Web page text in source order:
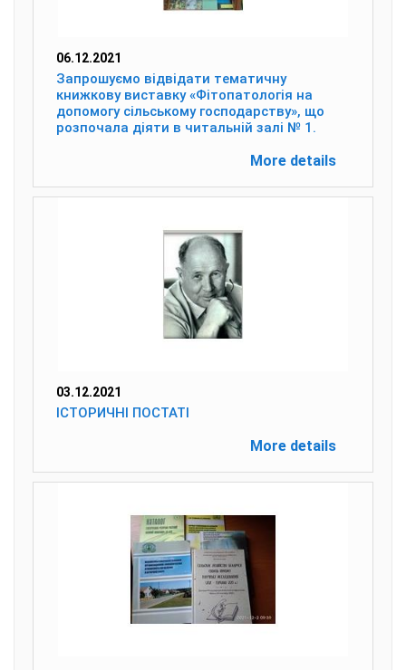
06.12.2021
Запрошуємо відвідати тематичну
книжкову виставку «Фітопатологія на
допомогу сільському господарству», що
розпочала діяти в читальній залі № 1.
More details
03.12.2021
ІСТОРИЧНІ ПОСТАТІ
More details